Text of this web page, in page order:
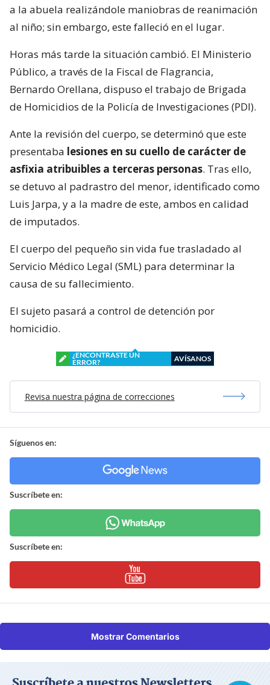
a la abuela realizándole maniobras de reanimación
al niño; sin embargo, este falleció en el lugar.
Horas más tarde la situación cambió. El Ministerio
Público, a través de la Fiscal de Flagrancia,
Bernardo Orellana, dispuso el trabajo de Brigada
de Homicidios de la Policía de Investigaciones (PDI).
Ante la revisión del cuerpo, se determinó que este
presentaba lesiones en su cuello de carácter de
asfixia atribuibles a terceras personas. Tras ello,
se detuvo al padrastro del menor, identificado como
Luis Jarpa, y a la madre de este, ambos en calidad
de imputados.
El cuerpo del pequeño sin vida fue trasladado al
Servicio Médico Legal (SML) para determinar la
causa de su fallecimiento.
El sujeto pasará a control de detención por
homicidio.
¿ENCONTRASTE UN
ERROR?
AVÍSANOS
Revisa nuestra página de correcciones
Síguenos en:
Suscríbete en:
Suscríbete en:
Mostrar Comentarios